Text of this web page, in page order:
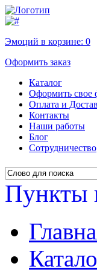
Эмоций в корзине: 0
Оформить заказ
Каталог
Оформить свое
Оплата и
Контакты
Наши работы
Блог
Сотрудничество
Пункты